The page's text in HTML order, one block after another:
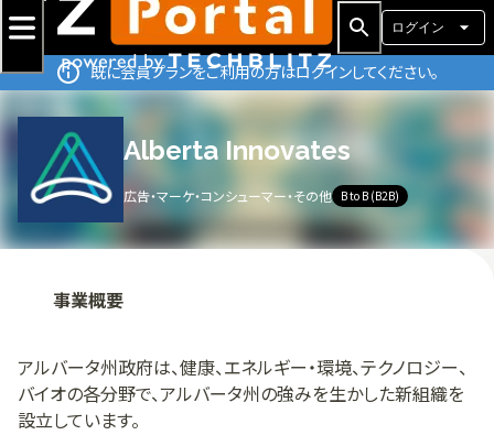
ログイン
既に会員プランをご利用の方はログインしてください。
Alberta Innovates
広告・マーケ・コンシューマー・その他 B to B (B2B)
事業概要
アルバータ州政府は、健康、エネルギー・環境、テクノロジー、
バイオの各分野で、アルバータ州の強みを生かした新組織を
設立しています。